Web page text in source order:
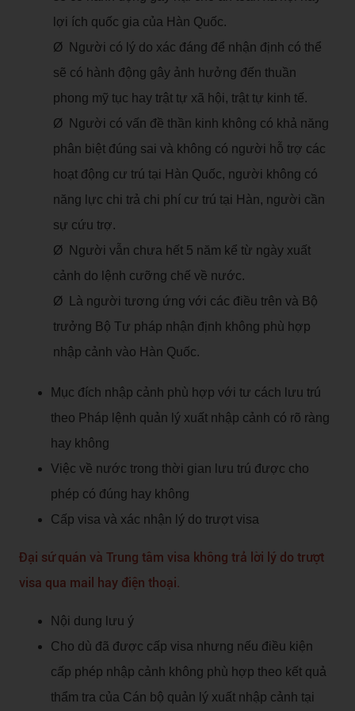
lợi ích quốc gia của Hàn Quốc.
Ø Người có lý do xác đáng để nhận định có thể
sẽ có hành động gây ảnh hưởng đến thuần
phong mỹ tục hay trật tự xã hội, trật tự kinh tế.
Ø Người có vấn đề thần kinh không có khả năng
phân biệt đúng sai và không có người hỗ trợ các
hoạt động cư trú tại Hàn Quốc, người không có
năng lực chi trả chi phí cư trú tại Hàn, người cần
sự cứu trợ.
Ø Người vẫn chưa hết 5 năm kể từ ngày xuất
cảnh do lệnh cưỡng chế về nước.
Ø Là người tương ứng với các điều trên và Bộ
trưởng Bộ Tư pháp nhận định không phù hợp
nhập cảnh vào Hàn Quốc.
Mục đích nhập cảnh phù hợp với tư cách lưu trú
theo Pháp lệnh quản lý xuất nhập cảnh có rõ ràng
hay không
Việc về nước trong thời gian lưu trú được cho
phép có đúng hay không
Cấp visa và xác nhận lý do trượt visa
Đại sứ quán và Trung tâm visa không trả lời lý do trượt
visa qua mail hay điện thoại.
Nội dung lưu ý
Cho dù đã được cấp visa nhưng nếu điều kiện
cấp phép nhập cảnh không phù hợp theo kết quả
thẩm tra của Cán bộ quản lý xuất nhập cảnh tại